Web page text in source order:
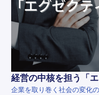
経営の中核を担う「
企業を取り巻く社会の変化